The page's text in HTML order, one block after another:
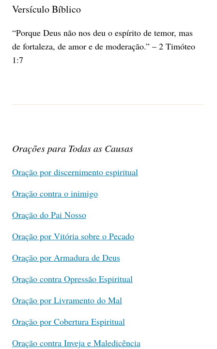
Versículo Bíblico
“Porque Deus não nos deu o espírito de temor, mas
de fortaleza, de amor e de moderação.” – 2 Timóteo
1:7
Orações para Todas as Causas
Oração por discernimento espiritual
Oração contra o inimigo
Oração do Pai Nosso
Oração por Vitória sobre o Pecado
Oração por Armadura de Deus
Oração contra Opressão Espiritual
Oração por Livramento do Mal
Oração por Cobertura Espiritual
Oração contra Inveja e Maledicência